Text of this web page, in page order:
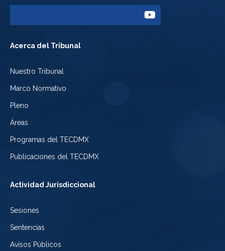
a
Facebook
Acerca del Tribunal
Nuestro Tribunal
Marco Normativo
Pleno
Áreas
Programas del TECDMX
Publicaciones del TECDMX
Actividad Jurisdiccional
Sesiones
Sentencias
Avisos Públicos